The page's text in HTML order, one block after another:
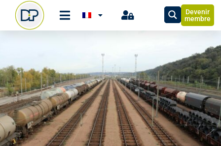
Devenir
membre